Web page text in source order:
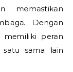
memastikan
Dengan
memiliki peran
satu sama lain